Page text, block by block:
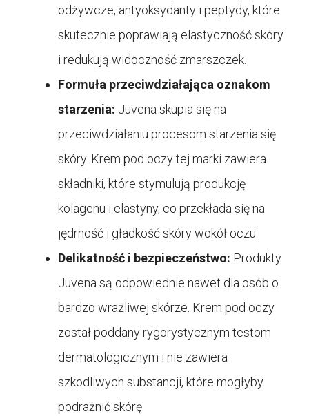
odżywcze, antyoksydanty i peptydy, które
skutecznie poprawiają elastyczność skóry
i redukują widoczność zmarszczek.
Formuła przeciwdziałająca oznakom
starzenia: Juvena skupia się na
przeciwdziałaniu procesom starzenia się
skóry. Krem pod oczy tej marki zawiera
składniki, które stymulują produkcję
kolagenu i elastyny, co przekłada się na
jędrność i gładkość skóry wokół oczu.
Delikatność i bezpieczeństwo: Produkty
Juvena są odpowiednie nawet dla osób o
bardzo wrażliwej skórze. Krem pod oczy
został poddany rygorystycznym testom
dermatologicznym i nie zawiera
szkodliwych substancji, które mogłyby
podrażnić skórę.